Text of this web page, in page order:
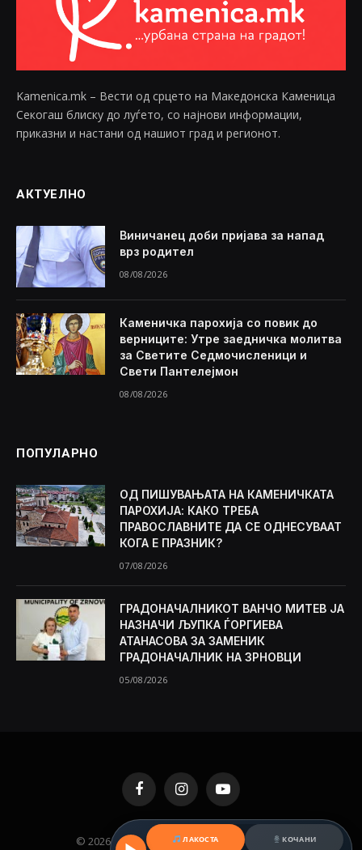
Kamenica.mk – Вести од срцето на Македонска Каменица
Секогаш блиску до луѓето, со најнови информации,
приказни и настани од нашиот град и регионот.
АКТУЕЛНО
Виничанец доби пријава за напад
врз родител
08/08/2026
Каменичка парохија со повик до
верниците: Утре заедничка молитва
за Светите Седмочисленици и
Свети Пантелејмон
08/08/2026
ПОПУЛАРНО
ОД ПИШУВАЊАТА НА КАМЕНИЧКАТА
ПАРОХИЈА: КАКО ТРЕБА
ПРАВОСЛАВНИТЕ ДА СЕ ОДНЕСУВААТ
КОГА Е ПРАЗНИК?
07/08/2026
ГРАДОНАЧАЛНИКОТ ВАНЧО МИТЕВ ЈА
НАЗНАЧИ ЉУПКА ЃОРГИЕВА
АТАНАСОВА ЗА ЗАМЕНИК
ГРАДОНАЧАЛНИК НА ЗРНОВЦИ
05/08/2026
FacebookInstagramYouTube
© 2026 KAMENICA.MK. Designed by MKNET.
ЛАКОСТА КОЧАНИ